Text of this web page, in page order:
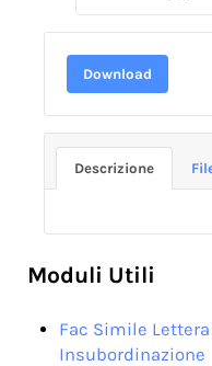
Download
Descrizione
Moduli Utili
Fac Simile
Insubordinazione